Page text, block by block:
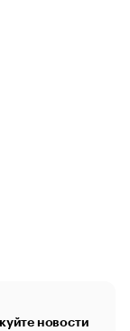
новости